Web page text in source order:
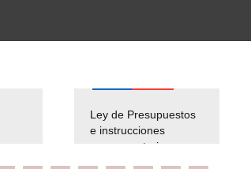
Ley de Presupuestos
e instrucciones
presuspuetarias